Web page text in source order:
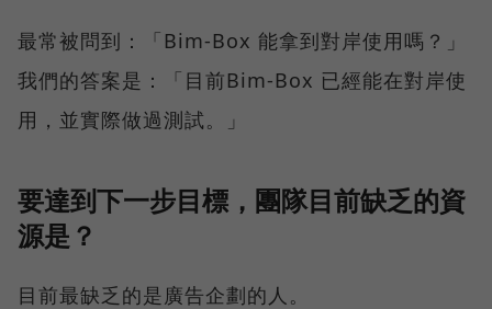
最常被問到：「Bim-Box 能拿到對岸使用嗎？」
我們的答案是：「目前Bim-Box 已經能在對岸使
用，並實際做過測試。」
要達到下一步目標，團隊目前缺乏的資
源是？
目前最缺乏的是廣告企劃的人。